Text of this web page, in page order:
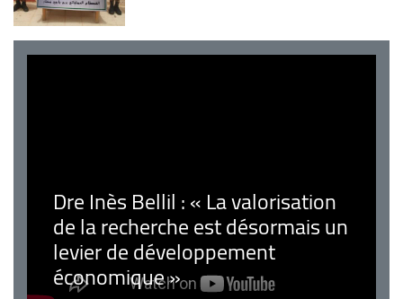
Dre Inès Bellil : « La valorisation
de la recherche est désormais un
levier de développement
économique »